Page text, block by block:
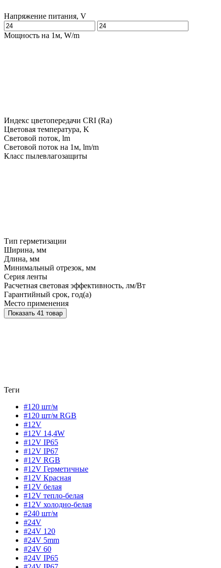
Напряжение питания, V
Мощность на 1м, W/m
Индекс цветопередачи CRI (Ra)
Цветовая температура, K
Световой поток, lm
Световой поток на 1м, lm/m
Класс пылевлагозащиты
Тип герметизации
Ширина, мм
Длина, мм
Минимальный отрезок, мм
Серия ленты
Расчетная световая эффективность, лм/Вт
Гарантийный срок, год(а)
Место применения
Показать 41 товар
Теги
#120 шт/м
#120 шт/м RGB
#12V
#12V 14,4W
#12V IP65
#12V IP67
#12V RGB
#12V Герметичные
#12V Красная
#12V белая
#12V тепло-белая
#12V холодно-белая
#240 шт/м
#24V
#24V 120
#24V 5mm
#24V 60
#24V IP65